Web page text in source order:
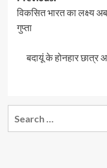
navigation
विकसित भारत का लक्ष्य
गुप्ता
बदायूं के होनहार छात्र